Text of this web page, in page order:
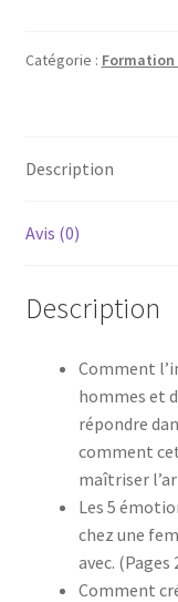
Catégorie :
Description
Avis (0)
Description
Comment
hommes et
répondre
comment
maîtriser
Les 5
chez une
avec. (Pages
Comment